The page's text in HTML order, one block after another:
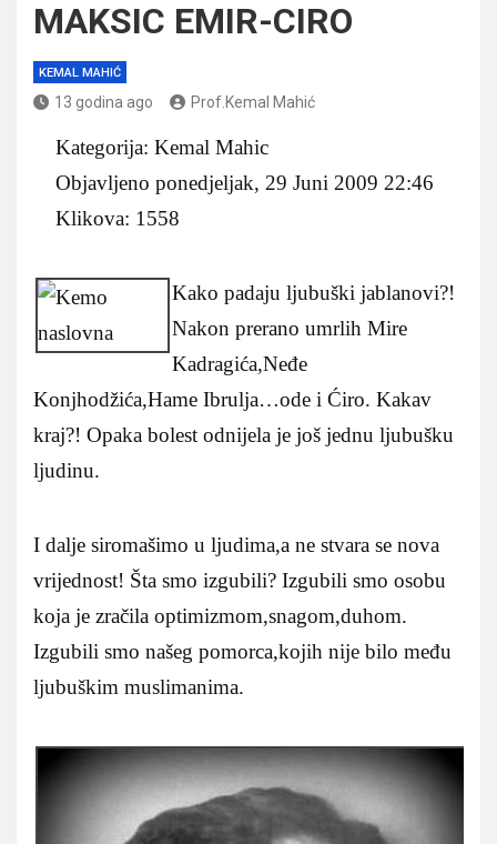
MAKSIC EMIR-CIRO
KEMAL MAHIĆ
13 godina ago Prof.Kemal Mahić
Kategorija: Kemal Mahic
Objavljeno ponedjeljak, 29 Juni 2009 22:46
Klikova: 1558
Kako padaju ljubuški jablanovi?!
Nakon prerano umrlih Mire
Kadragića,Neđe
Konjhodžića,Hame Ibrulja…ode i Ćiro. Kakav
kraj?! Opaka bolest odnijela je još jednu ljubušku
ljudinu.
I dalje siromašimo u ljudima,a ne stvara se nova
vrijednost! Šta smo izgubili? Izgubili smo osobu
koja je zračila optimizmom,snagom,duhom.
Izgubili smo našeg pomorca,kojih nije bilo među
ljubuškim muslimanima.